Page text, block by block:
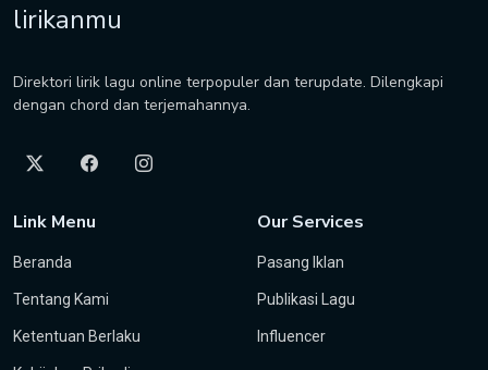
lirikanmu
Direktori lirik lagu online terpopuler dan terupdate. Dilengkapi
dengan chord dan terjemahannya.
Link Menu
Beranda
Tentang Kami
Ketentuan Berlaku
Our Services
Pasang Iklan
Publikasi Lagu
Influencer